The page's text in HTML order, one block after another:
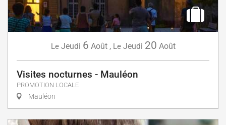
Le Jeudi 6 Août, Le Jeudi 20 Août
Visites nocturnes - Mauléon
PROMOTION LOCALE
Mauléon